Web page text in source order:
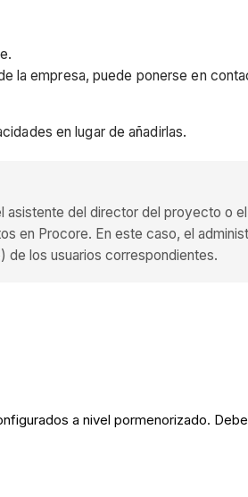
la empresa, puede ponerse en
en lugar de añadirlas.
del director del proyecto o el
en Procore. En este caso, el
los usuarios correspondientes.
a nivel pormenorizado.